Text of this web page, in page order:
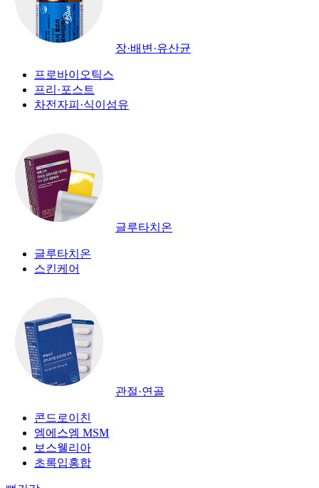
장·배변·유산균
프로바이오틱스
프리·포스트
차전자피·식이섬유
글루타치온
글루타치온
스킨케어
관절·연골
콘드로이친
엠에스엠 MSM
보스웰리아
초록입홍합